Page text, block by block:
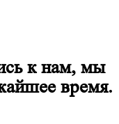
к нам, мы
время.